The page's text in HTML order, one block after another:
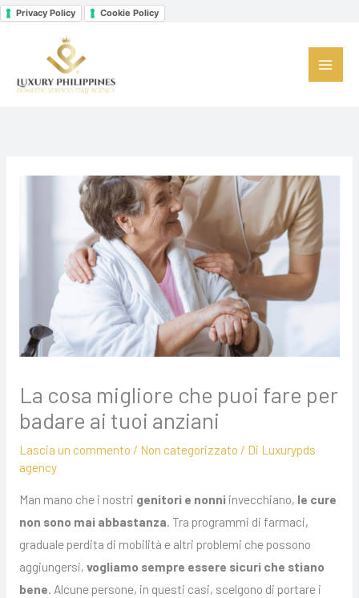
Privacy Policy Cookie Policy Vai
La cosa migliore che puoi fare per
badare ai tuoi anziani
Lascia un commento / Non categorizzato / Di Luxurypds
agency
Man mano che i nostri genitori e nonniinvecchiano, le cure
non sono mai abbastanza. Tra programmi di farmaci,
graduale perdita di mobilità e altri problemi che possono
aggiungersi, vogliamo sempre essere sicuri che stiano
bene. Alcune persone, in questi casi, scelgono di portare i
Facebook